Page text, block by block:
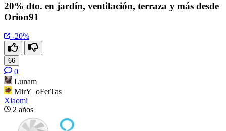
20% dto. en jardín, ventilación, terraza y más desde
Orion91
-20%
66
0
Lunam
MirY_oFerTas
Xiaomi
2 años